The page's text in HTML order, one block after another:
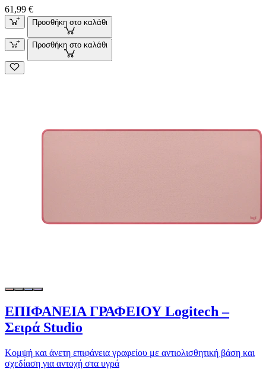
61,99 €
Προσθήκη στο καλάθι
Προσθήκη στο καλάθι
ΕΠΙΦΑΝΕΙΑ ΓΡΑΦΕΙΟΥ Logitech –
Σειρά Studio
Κομψή και άνετη επιφάνεια γραφείου με αντιολισθητική βάση και
σχεδίαση για αντοχή στα υγρά